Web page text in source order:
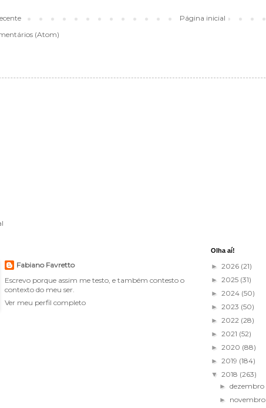
Página inicial
(Atom)
Fabiano Favretto
Escrevo porque assim me testo, e também contesto o
contexto do meu ser.
Ver meu perfil completo
Olha aí!
► 2026 (21)
► 2025 (31)
► 2024 (50)
► 2023 (50)
► 2022 (28)
► 2021 (52)
► 2020 (88)
► 2019 (184)
▼ 2018 (263)
►dezembro
► novembro